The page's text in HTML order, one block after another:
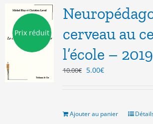
Prix réduit
cerveau au
l’école – 2019
10.00€ Le
10.00€.
5.00€Le
5.00€.
Ajouter au panier